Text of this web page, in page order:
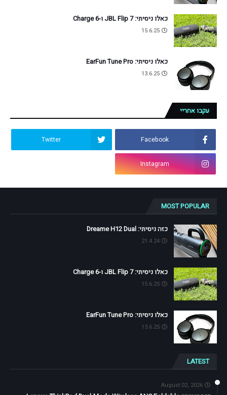
כאלו ניסיתי: JBL Flip 7 ו-Charge 6
15.6.25
כאלו ניסיתי: EarFun Tune Pro
13.6.25
עקבו אחריי
Facebook
Twitter
Instagram
MOST POPULAR
כזה ניסיתי: Dreame H12 Dual
21.4.24
כאלו ניסיתי: JBL Flip 7 ו-Charge 6
15.6.25
כאלו ניסיתי: EarFun Tune Pro
13.6.25
LATEST
August 02, 2026